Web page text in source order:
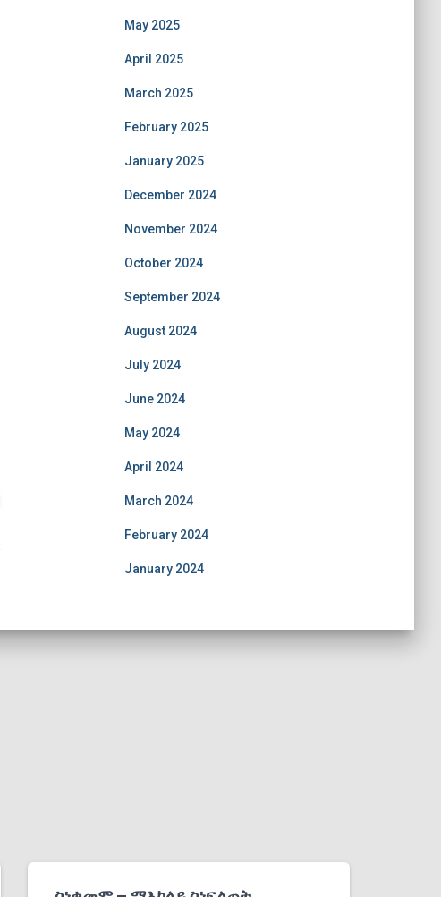
May 2025
April 2025
March 2025
February 2025
January 2025
December 2024
November 2024
October 2024
September 2024
August 2024
July 2024
June 2024
May 2024
April 2024
March 2024
February 2024
January 2024